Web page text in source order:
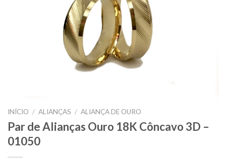
INÍCIO / ALIANÇAS / ALIANÇA DE OURO
Par de Alianças Ouro 18K Côncavo 3D –
01050